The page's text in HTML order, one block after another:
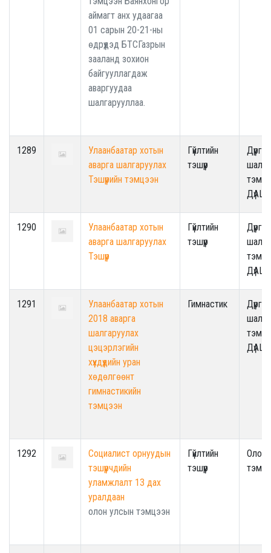
аймагт анх удаагаа
01 сарын 20-21-ны
өдрүүдэд БТСГазрын
зааланд зохион
байгууллагдаж
аваргуудаа
шалгарууллаа.
1289
Улаанбаатар хотын
аварга шалгаруулах
Тэшүүрийн тэмцээн
Гүйлтийн
тэшүүр
1290
Улаанбаатар хотын
аварга шалгаруулах
Тэшүүр
Гүйлтийн
тэшүүр
1291
Улаанбаатар хотын
2018 аварга
шалгаруулах
цэцэрлэгийн
хүүхдүүдийн уран
хөдөлгөөнт
гимнастикийн
тэмцээн
Гимнастик
1292
Социалист орнуудын
тэшүүрчдийн
уламжлалт 13 дах
уралдаан
олон улсын тэмцээн
Гүйлтийн
тэшүүр
Олон